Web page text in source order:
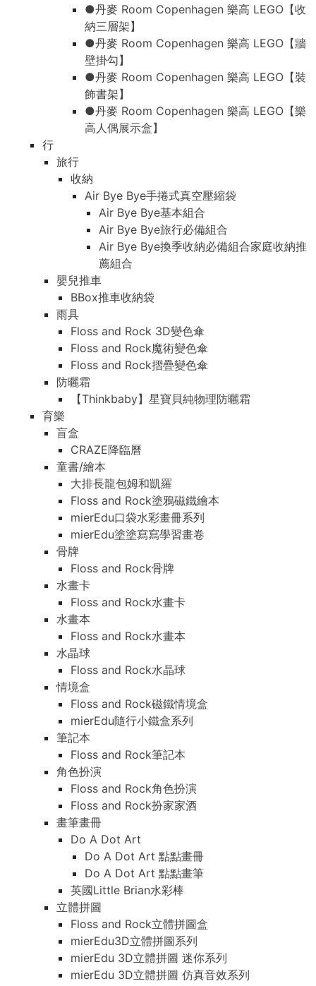
●丹麥 Room Copenhagen 樂高 LEGO【收
納三層架】
●丹麥 Room Copenhagen 樂高 LEGO【牆
壁掛勾】
●丹麥 Room Copenhagen 樂高 LEGO【裝
飾書架】
●丹麥 Room Copenhagen 樂高 LEGO【樂
高人偶展示盒】
行
旅行
收納
Air Bye Bye手捲式真空壓縮袋
Air Bye Bye基本組合
Air Bye Bye旅行必備組合
Air Bye Bye換季收納必備組合家庭收納推
薦組合
嬰兒推車
BBox推車收納袋
雨具
Floss and Rock 3D變色傘
Floss and Rock魔術變色傘
Floss and Rock摺疊變色傘
防曬霜
【Thinkbaby】星寶貝純物理防曬霜
育樂
盲盒
CRAZE降臨曆
童書/繪本
大排長龍包姆和凱羅
Floss and Rock塗鴉磁鐵繪本
mierEdu口袋水彩畫冊系列
mierEdu塗塗寫寫學習畫卷
骨牌
Floss and Rock骨牌
水畫卡
Floss and Rock水畫卡
水畫本
Floss and Rock水畫本
水晶球
Floss and Rock水晶球
情境盒
Floss and Rock磁鐵情境盒
mierEdu隨行小鐵盒系列
筆記本
Floss and Rock筆記本
角色扮演
Floss and Rock角色扮演
Floss and Rock扮家家酒
畫筆畫冊
Do A Dot Art
Do A Dot Art 點點畫冊
Do A Dot Art 點點畫筆
英國Little Brian水彩棒
立體拼圖
Floss and Rock立體拼圖盒
mierEdu3D立體拼圖系列
mierEdu 3D立體拼圖 迷你系列
mierEdu 3D立體拼圖 仿真音效系列